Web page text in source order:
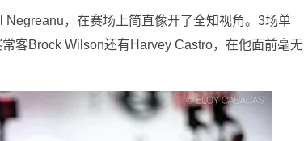
Negreanu，在赛场上简直像开了全知视角。3场单
客Brock Wilson还有Harvey Castro，在他面前毫无